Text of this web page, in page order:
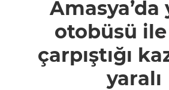
ile tırın
çarpıştığı
kazada 11
yaralı
Amasya’da
otobüsü ile
çarpıştığı
yaralı